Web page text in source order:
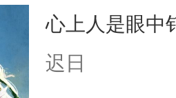
心上人是眼中
迟日